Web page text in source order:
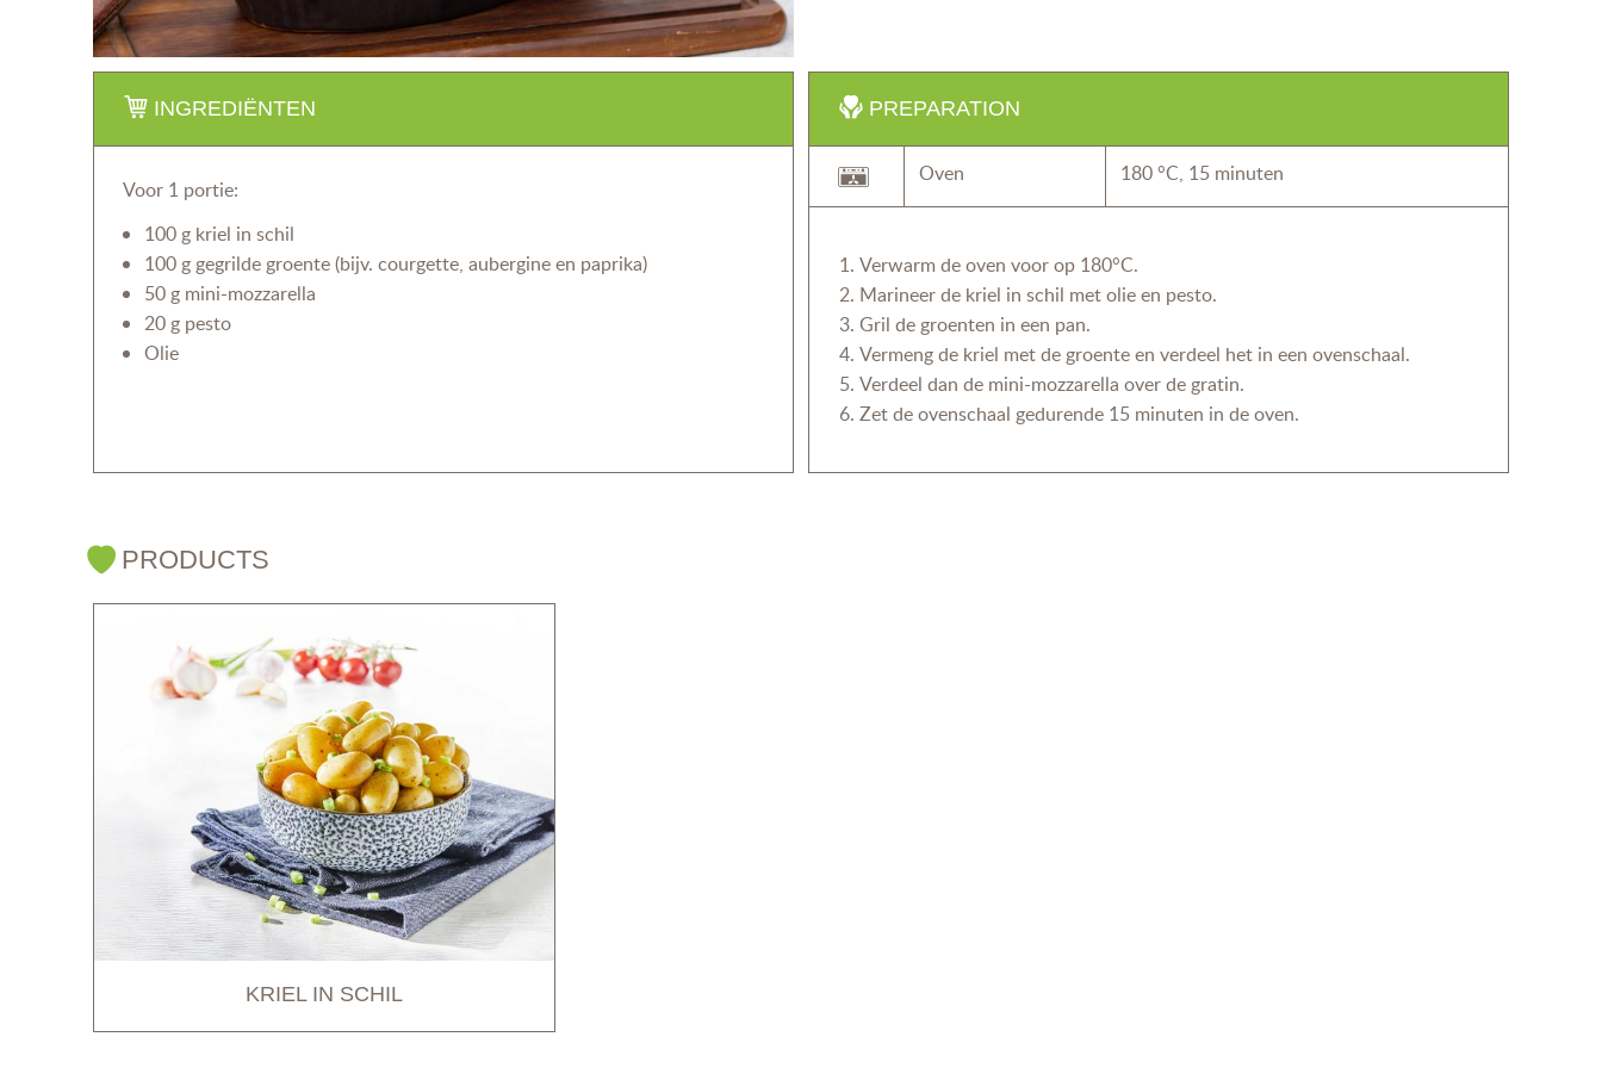
INGREDIËNTEN
Voor 1 portie:
100 g kriel in schil
100 g gegrilde groente (bijv. courgette, aubergine en paprika)
50 g mini-mozzarella
20 g pesto
Olie
PREPARATION
Oven 180 °C, 15 minuten
Verwarm de oven voor op 180°C.
Marineer de kriel in schil met olie en pesto.
Gril de groenten in een pan.
Vermeng de kriel met de groente en verdeel het in een ovenschaal.
Verdeel dan de mini-mozzarella over de gratin.
Zet de ovenschaal gedurende 15 minuten in de oven.
PRODUCTS
KRIEL IN SCHIL